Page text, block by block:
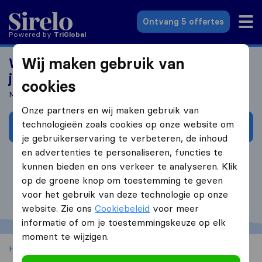
Sirelo.nl
Powered by TriGlobal
Ontvang 5 offertes
Wil je meer leren over de voordelen van
je Sirelo profiel?
Meld je aan voor onze 30-minuten workshop!
Boek je Sirelo workshop hier
Home
Wij maken gebruik van
cookies
Onze partners en wij maken gebruik van
technologieën zoals cookies op onze website om
je gebruikerservaring te verbeteren, de inhoud
en advertenties te personaliseren, functies te
kunnen bieden en ons verkeer te analyseren. Klik
op de groene knop om toestemming te geven
voor het gebruik van deze technologie op onze
website. Zie onsCookiebeleid voor meer
informatie of om je toestemmingskeuze op elk
moment te wijzigen.